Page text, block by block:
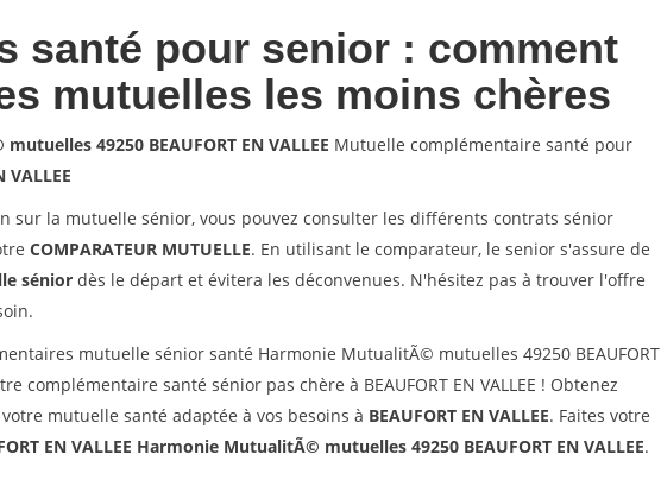
santé pour senior : comment
mutuelles les moins chères
49250 BEAUFORT EN VALLEE Mutuelle complémentaire santé pour
VALLEE
sur la mutuelle sénior, vous pouvez consulter les différents contrats sénior
COMPARATEUR MUTUELLE. En utilisant le comparateur, le senior s'assure de
sénior dès le départ et évitera les déconvenues. N'hésitez pas à trouver l'offre
mutuelle sénior santé Harmonie MutualitÃ© mutuelles 49250 BEAUFORT
complémentaire santé sénior pas chère à BEAUFORT EN VALLEE ! Obtenez
mutuelle santé adaptée à vos besoins à BEAUFORT EN VALLEE. Faites votre
EN VALLEE Harmonie MutualitÃ© mutuelles 49250 BEAUFORT EN VALLEE.